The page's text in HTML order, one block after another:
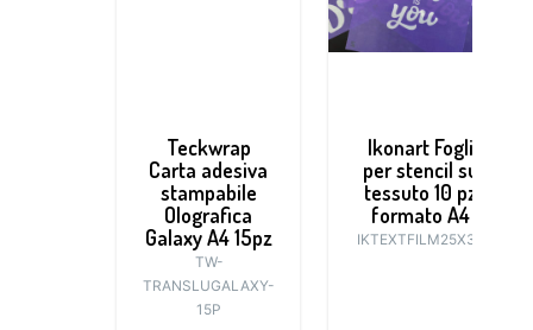
Teckwrap
Carta adesiva
stampabile
Olografica
Galaxy A4 15pz
TW-
TRANSLUGALAXY-
15P
Ikonart Fogli
per stencil su
tessuto 10 pz
formato A4
IKTEXTFILM25X30